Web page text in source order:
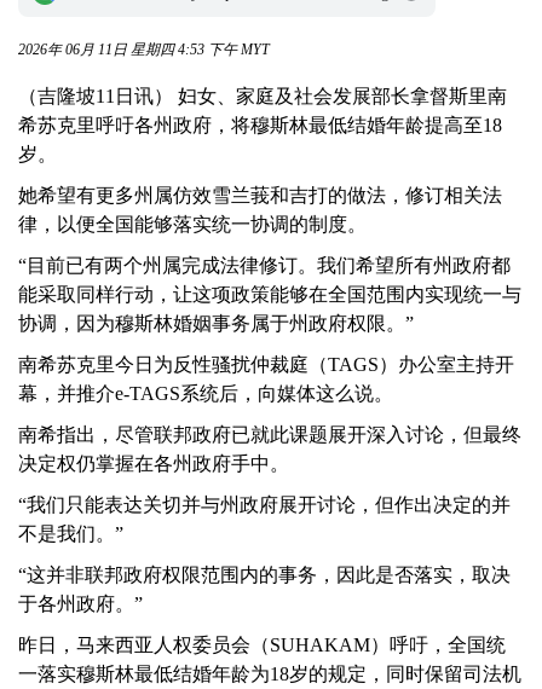
2026年 06月 11日 星期四 4:53 下午 MYT
（吉隆坡11日讯） 妇女、家庭及社会发展部长拿督斯里南
希苏克里呼吁各州政府，将穆斯林最低结婚年龄提高至18
岁。
她希望有更多州属仿效雪兰莪和吉打的做法，修订相关法
律，以便全国能够落实统一协调的制度。
“目前已有两个州属完成法律修订。我们希望所有州政府都
能采取同样行动，让这项政策能够在全国范围内实现统一与
协调，因为穆斯林婚姻事务属于州政府权限。”
南希苏克里今日为反性骚扰仲裁庭（TAGS）办公室主持开
幕，并推介e-TAGS系统后，向媒体这么说。
南希指出，尽管联邦政府已就此课题展开深入讨论，但最终
决定权仍掌握在各州政府手中。
“我们只能表达关切并与州政府展开讨论，但作出决定的并
不是我们。”
“这并非联邦政府权限范围内的事务，因此是否落实，取决
于各州政府。”
昨日，马来西亚人权委员会（SUHAKAM）呼吁，全国统
一落实穆斯林最低结婚年龄为18岁的规定，同时保留司法机